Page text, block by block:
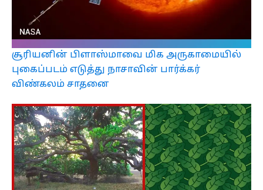
சூரியனின் பிளாஸ்மாவை மிக அருகாமையில்
புகைப்படம் எடுத்து நாசாவின் பார்க்கர்
விண்கலம் சாதனை